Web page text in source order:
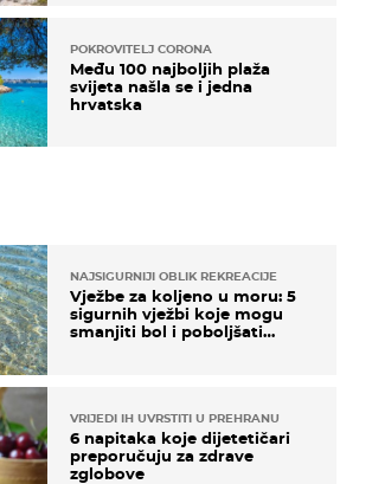
NAJSIGURNIJI OBLIK REKREACIJE
Vježbe za koljeno u moru: 5
sigurnih vježbi koje mogu
smanjiti bol i poboljšati
VRIJEDI IH UVRSTITI U PREHRANU
6 napitaka koje dijetetičari
preporučuju za zdrave
zglobove
POKROVITELJ CORONA
Među 100 najboljih plaža
svijeta našla se i jedna
hrvatska